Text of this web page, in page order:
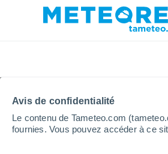
Avis de confidentialité
Le contenu de Tameteo.com
fournies. Vous pouvez accéder à ce